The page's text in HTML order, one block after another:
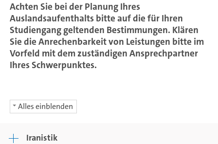
Achten Sie bei der Planung Ihres
Auslandsaufenthalts bitte auf die für Ihren
Studiengang geltenden Bestimmungen. Klären
Sie die Anrechenbarkeit von Leistungen bitte im
Vorfeld mit dem zuständigen Ansprechpartner
Ihres Schwerpunktes.
Alles einblenden
Iranistik